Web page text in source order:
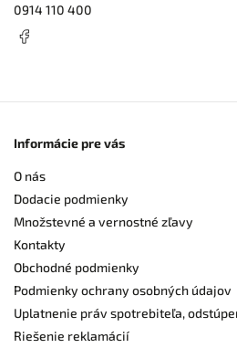
0914 110 400
Informácie pre vás
O nás
Dodacie podmienky
Množstevné a vernostné zľavy
Kontakty
Obchodné podmienky
Podmienky ochrany osobných údajov
Uplatnenie práv spotrebiteľa,
Riešenie reklamácií